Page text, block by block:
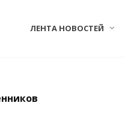
ЛЕНТА НОВОСТЕЙ